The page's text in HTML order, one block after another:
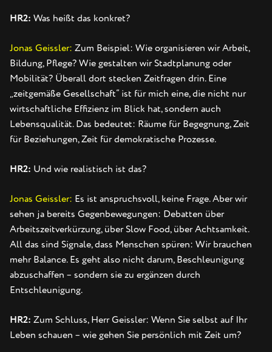
HR2: Was heißt das konkret?
Jonas Geissler: Zum Beispiel: Wie organisieren wir Arbeit,
Bildung, Pflege? Wie gestalten wir Stadtplanung oder
Mobilität? Überall dort stecken Zeitfragen drin. Eine
„zeitgemäße Gesellschaft“ ist für mich eine, die nicht nur
wirtschaftliche Effizienz im Blick hat, sondern auch
Lebensqualität. Das bedeutet: Räume für Begegnung, Zeit
für Beziehungen, Zeit für demokratische Prozesse.
HR2: Und wie realistisch ist das?
Jonas Geissler: Es ist anspruchsvoll, keine Frage. Aber wir
sehen ja bereits Gegenbewegungen: Debatten über
Arbeitszeitverkürzung, über Slow Food, über Achtsamkeit.
All das sind Signale, dass Menschen spüren: Wir brauchen
mehr Balance. Es geht also nicht darum, Beschleunigung
abzuschaffen – sondern sie zu ergänzen durch
Entschleunigung.
HR2: Zum Schluss, Herr Geissler: Wenn Sie selbst auf Ihr
Leben schauen – wie gehen Sie persönlich mit Zeit um?